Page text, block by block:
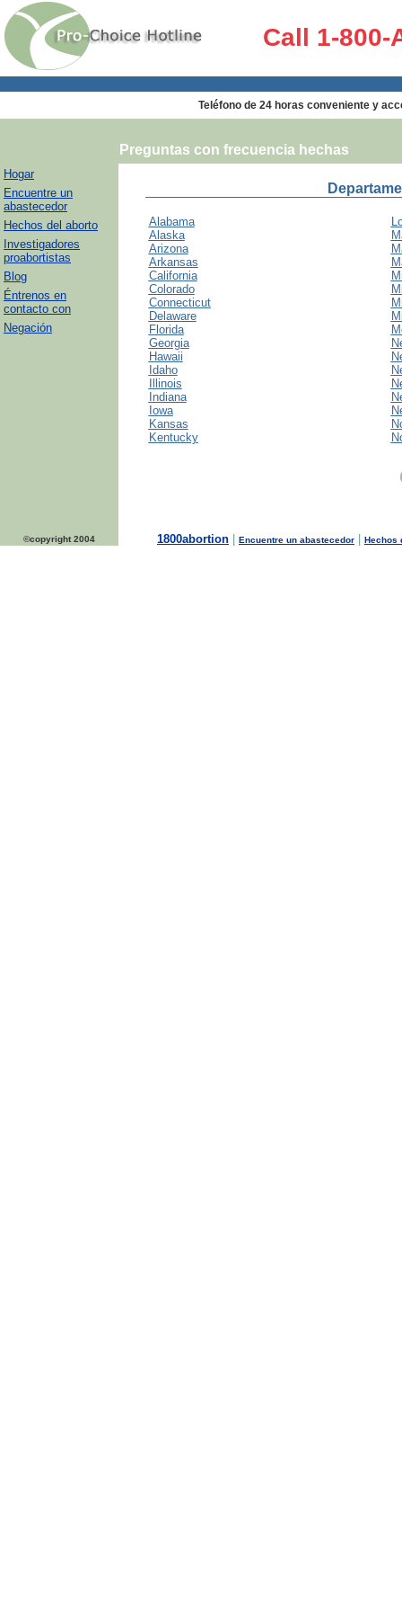
Call 1-800-
Teléfono de 24 horas conveniente y
Preguntas con frecuencia hechas
Hogar
Encuentre un
abastecedor
Hechos del aborto
Investigadores
proabortistas
Blog
Éntrenos en
contacto con
Negación
Alabama
Alaska
Arizona
Arkansas
California
Colorado
Connecticut
Delaware
Florida
Georgia
Hawaii
Idaho
Illinois
Indiana
Iowa
Kansas
Kentucky
©copyright 2004 1800abortion Encuentre un abastecedor Hechos